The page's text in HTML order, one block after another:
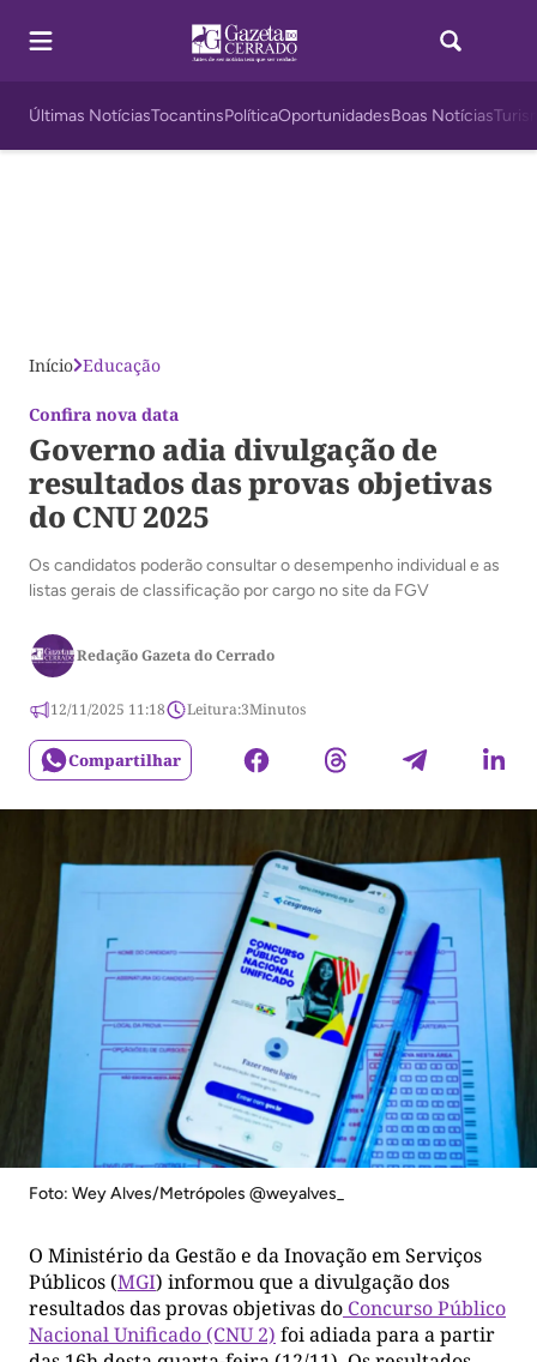
Últimas NotíciasTocantinsPolíticaOportunidadesBoas Notícias
Início Educação
Confira nova data
Governo adia divulgação de
resultados das provas objetivas
do CNU 2025
Os candidatos poderão consultar o desempenho individual e as
listas gerais de classificação por cargo no site da FGV
Redação Gazeta do Cerrado
12/11/2025 11:18 Leitura:3Minutos
Compartilhar
Foto: Wey Alves/Metrópoles @weyalves_
O Ministério da Gestão e da Inovação em Serviços
Públicos (MGI) informou que a divulgação dos
resultados das provas objetivas do Concurso Público
Nacional Unificado (CNU 2) foi adiada para a partir